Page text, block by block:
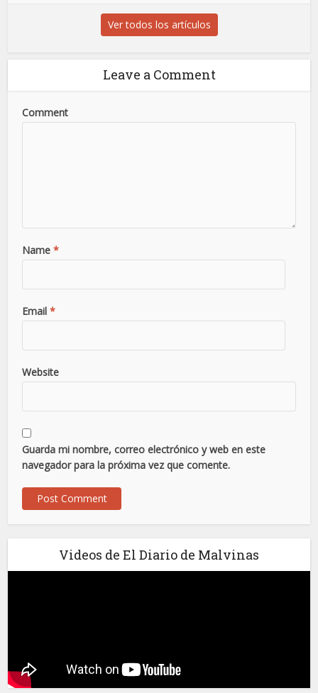
Ver todos los artículos
Leave a Comment
Comment
Name *
Email *
Website
Guarda mi nombre, correo electrónico y web en este
navegador para la próxima vez que comente.
Videos de El Diario de Malvinas